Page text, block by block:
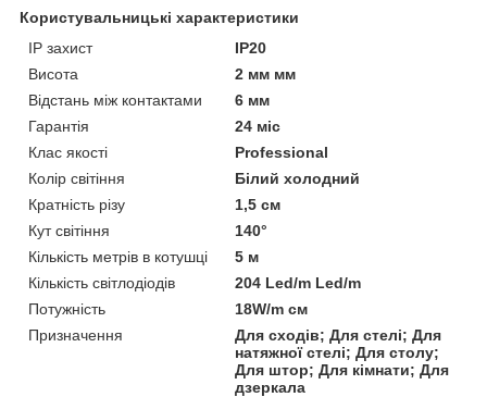
Користувальницькі характеристики
IP захист
IP20
Висота
2 мм мм
Відстань між контактами
6 мм
Гарантія
24 міс
Клас якості
Professional
Колір світіння
Білий холодний
Кратність різу
1,5 см
Кут світіння
140°
Кількість метрів в котушці
5 м
Кількість світлодіодів
204 Led/m Led/m
Потужність
18W/m см
Призначення
Для сходів; Для стелі; Для
натяжної стелі; Для столу;
Для штор; Для кімнати; Для
дзеркала